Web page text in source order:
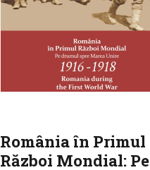
România în Primul
Război Mondial: Pe